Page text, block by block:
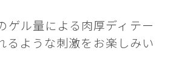
ゲル量による肉厚ディテー
るような刺激をお楽しみい